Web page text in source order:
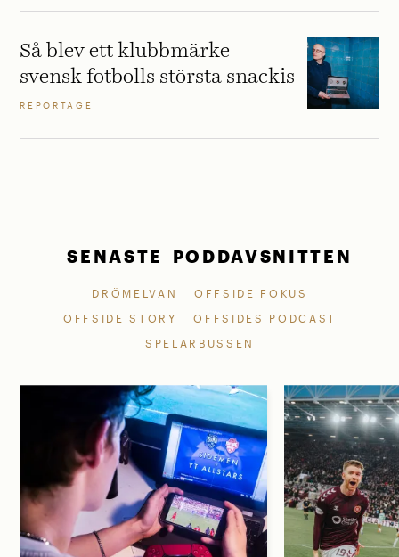
Så blev ett klubbmärke
svensk fotbolls största snackis
REPORTAGE
SENASTE PODDAVSNITTEN
DRÖMELVAN
OFFSIDE FOKUS
OFFSIDE STORY
OFFSIDES PODCAST
SPELARBUSSEN